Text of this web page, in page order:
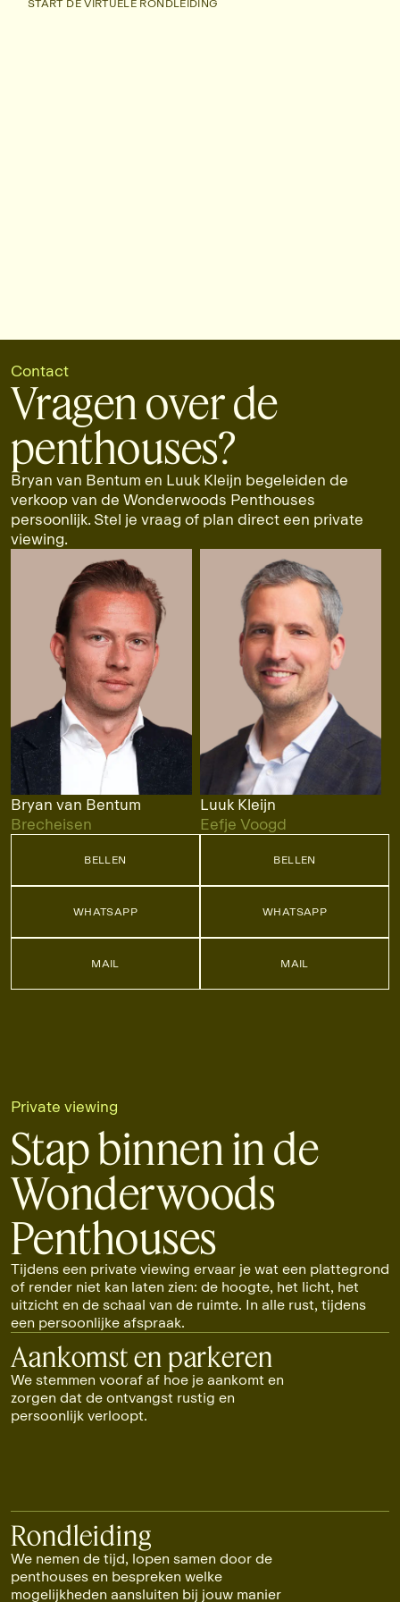
START DE VIRTUELE RONDLEIDING
Contact
Vragen over de
penthouses?
Bryan van Bentum en Luuk Kleijn begeleiden de
verkoop van de Wonderwoods Penthouses
persoonlijk. Stel je vraag of plan direct een private
viewing.
Bryan van Bentum
Brecheisen
BELLEN
WHATSAPP
MAIL
Luuk Kleijn
Eefje Voogd
BELLEN
WHATSAPP
MAIL
Private viewing
Stap binnen in de
Wonderwoods
Penthouses
Tijdens een private viewing ervaar je wat een plattegrond
of render niet kan laten zien: de hoogte, het licht, het
uitzicht en de schaal van de ruimte. In alle rust, tijdens
een persoonlijke afspraak.
Aankomst en parkeren
We stemmen vooraf af hoe je aankomt en
zorgen dat de ontvangst rustig en
persoonlijk verloopt.
Rondleiding
We nemen de tijd, lopen samen door de
penthouses en bespreken welke
mogelijkheden aansluiten bij jouw manier